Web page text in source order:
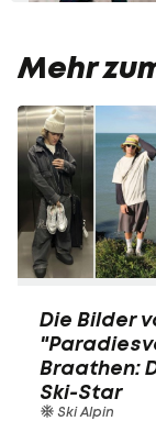
Mehr
Die Bilder
Braathen:
Ski-Star
Ski Alpin